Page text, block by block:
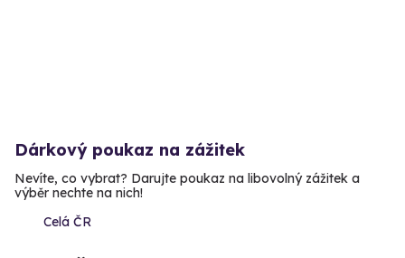
Dárkový poukaz na zážitek
Nevíte, co vybrat? Darujte poukaz na libovolný zážitek a
výběr nechte na nich!
Celá ČR